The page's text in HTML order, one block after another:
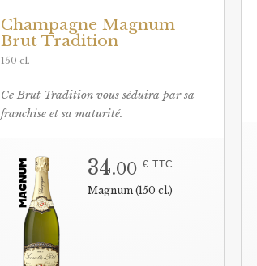
Champagne Magnum
Brut Tradition
150 cl.
Ce Brut Tradition vous séduira par sa
franchise et sa maturité.
34.00 € TTC
Magnum (150 cl.)